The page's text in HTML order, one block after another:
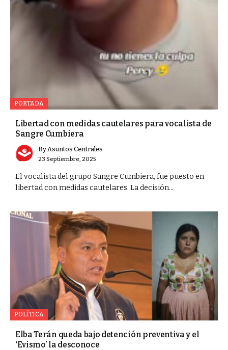
PORTADA
Libertad con medidas cautelares para vocalista de
Sangre Cumbiera
By Asuntos Centrales
23 Septiembre, 2025
El vocalista del grupo Sangre Cumbiera, fue puesto en
libertad con medidas cautelares. La decisión...
POLÍTICA
Elba Terán queda bajo detención preventiva y el
‘Evismo’ la desconoce